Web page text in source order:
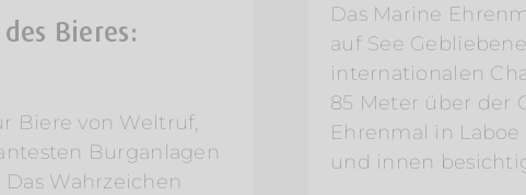
Bieres:
Biere von Weltruf,
Burganlagen
Wahrzeichen
Das Marine
auf See
internationalen
85 Meter über der
Ehrenmal in
und innen